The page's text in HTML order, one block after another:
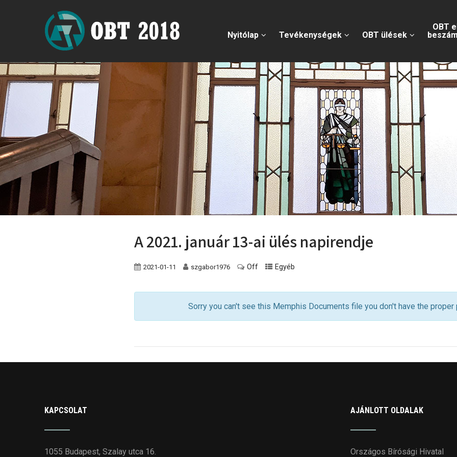
Nyitólap Tevékenységek OBT ülések
OBT
A 2021. január 13-ai ülés napirendje
2021-01-11 szgabor1976 Off Egyéb
Sorry you can't see this Memphis Documents file you don't have the proper
KAPCSOLAT
1055 Budapest, Szalay utca 16.
AJÁNLOTT OLDALAK
Országos Bírósági Hivatal